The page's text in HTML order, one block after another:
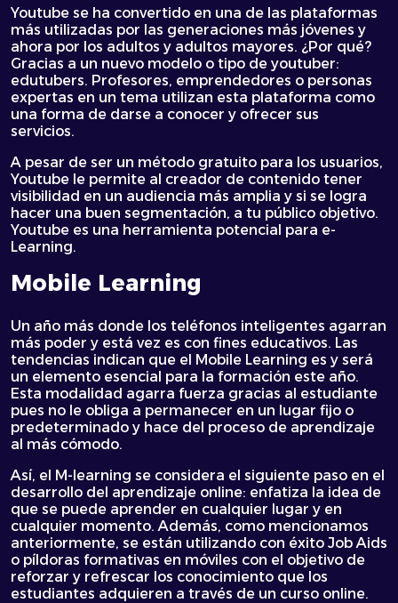
Youtube se ha convertido en una de las plataformas
más utilizadas por las generaciones más jóvenes y
ahora por los adultos y adultos mayores. ¿Por qué?
Gracias a un nuevo modelo o tipo de youtuber:
edutubers. Profesores, emprendedores o personas
expertas en un tema utilizan esta plataforma como
una forma de darse a conocer y ofrecer sus
servicios.
A pesar de ser un método gratuito para los usuarios,
Youtube le permite al creador de contenido tener
visibilidad en un audiencia más amplia y si se logra
hacer una buen segmentación, a tu público objetivo.
Youtube es una herramienta potencial para e-
Learning.
Mobile Learning
Un año más donde los teléfonos inteligentes agarran
más poder y está vez es con fines educativos. Las
tendencias indican que el Mobile Learning es y será
un elemento esencial para la formación este año.
Esta modalidad agarra fuerza gracias al estudiante
pues no le obliga a permanecer en un lugar fijo o
predeterminado y hace del proceso de aprendizaje
al más cómodo.
Así, el M-learning se considera el siguiente paso en el
desarrollo del aprendizaje online: enfatiza la idea de
que se puede aprender en cualquier lugar y en
cualquier momento. Además, como mencionamos
anteriormente, se están utilizando con éxito Job Aids
o píldoras formativas en móviles con el objetivo de
reforzar y refrescar los conocimiento que los
estudiantes adquieren a través de un curso online.